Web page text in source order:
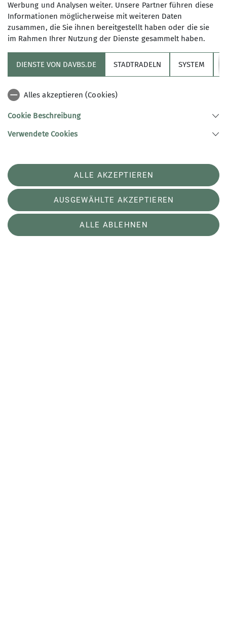
Werbung und Analysen weiter. Unsere Partner führen diese
Informationen möglicherweise mit weiteren Daten
zusammen, die Sie ihnen bereitgestellt haben oder die sie
im Rahmen Ihrer Nutzung der Dienste gesammelt haben.
DIENSTE VON DAVBS.DE STADTRADELN SYSTEM
Alles akzeptieren (Cookies)
Cookie Beschreibung
Verwendete Cookies
ALLE AKZEPTIEREN
AUSGEWÄHLTE AKZEPTIEREN
ALLE ABLEHNEN